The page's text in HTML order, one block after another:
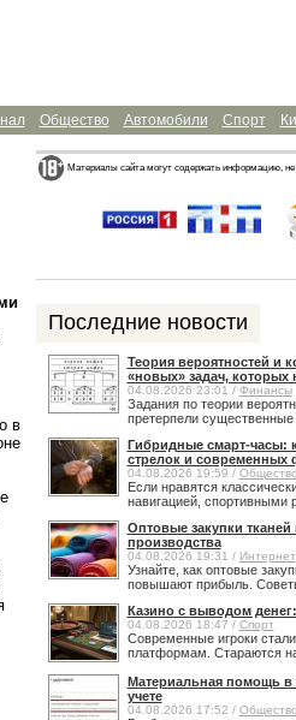
Спорт
Автомобили
Общество
в
Материалы сайта могут содержать информацию,
Последние новости
Теория вероятностей и
«новых» задач, которых
04.08.2026 23:01 / Финансы
Задания по теории
претерпели существенные
Гибридные смарт-часы:
стрелок и современных
04.08.2026 19:59 / Общество
Если нравятся
навигацией, спортивными
Оптовые закупки тканей
производства
04.08.2026 19:31 / Интернет
Узнайте, как оптовые
повышают прибыль.
Казино с выводом
04.08.2026 18:47 / Спорт
Современные игроки
платформам. Стараются
Материальная помощь в
учете
04.08.2026 17:52 / Общество